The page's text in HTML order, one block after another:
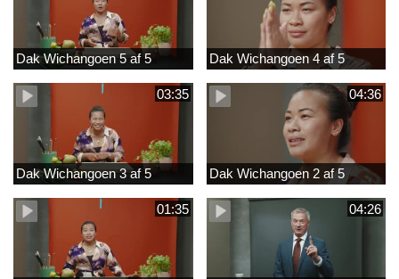
Dak Wichangoen 5 af 5 Dak Wichangoen 4 af 5
03:35
Dak Wichangoen 3 af 5
04:36
Dak Wichangoen 2 af 5
01:35 04:26